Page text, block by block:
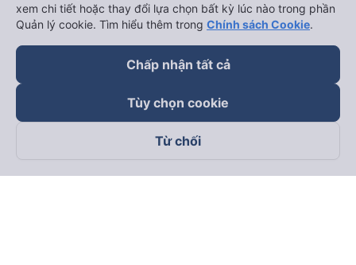
Theo dõi chúng tôi trên
xem chi tiết hoặc thay đổi lựa chọn bất kỳ lúc nào trong phần
Quản lý cookie. Tìm hiểu thêm trong Chính sách Cookie.
Chấp nhận tất cả
Tùy chọn cookie
Từ chối